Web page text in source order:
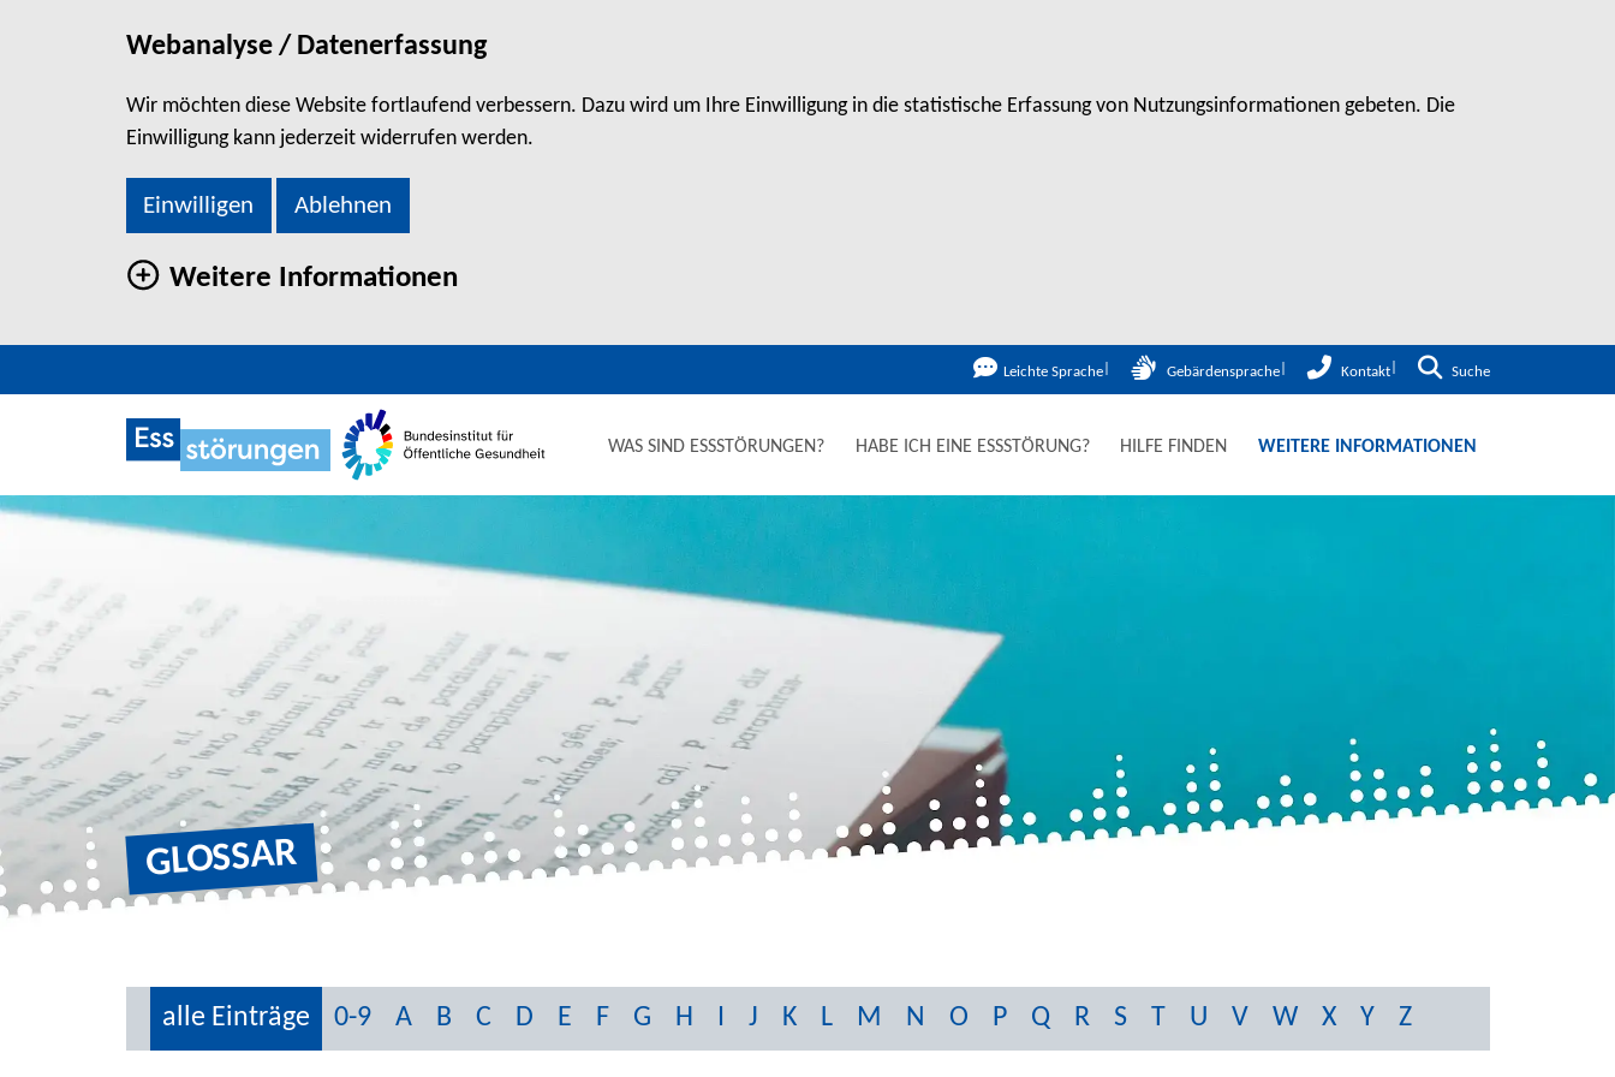
Webanalyse / Datenerfassung
Wir möchten diese Website fortlaufend verbessern. Dazu wird um Ihre Einwilligung in die statistische Erfassung von Nutzungsinformationen gebeten. Die
Einwilligung kann jederzeit widerrufen werden.
Einwilligen Ablehnen
Weitere Informationen
Leichte Sprache Gebärdensprache Kontakt Zur Suche
Suche
WAS SIND ESSSTÖRUNGEN? HABE ICH EINE ESSSTÖRUNG? HILFE FINDEN WEITERE INFORMATIONEN
GLOSSAR
Zu den Social Media Links
GLOSSAR
alle Einträge 0-9 A B C D E F G H I J K L M N O P Q R S T U V W X Y Z